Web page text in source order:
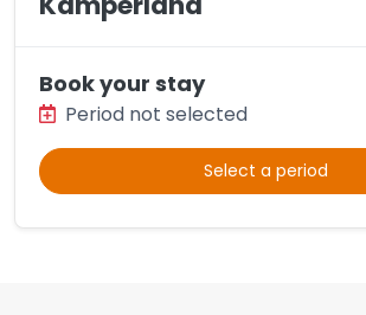
Book your stay
Period not selected
Select a period